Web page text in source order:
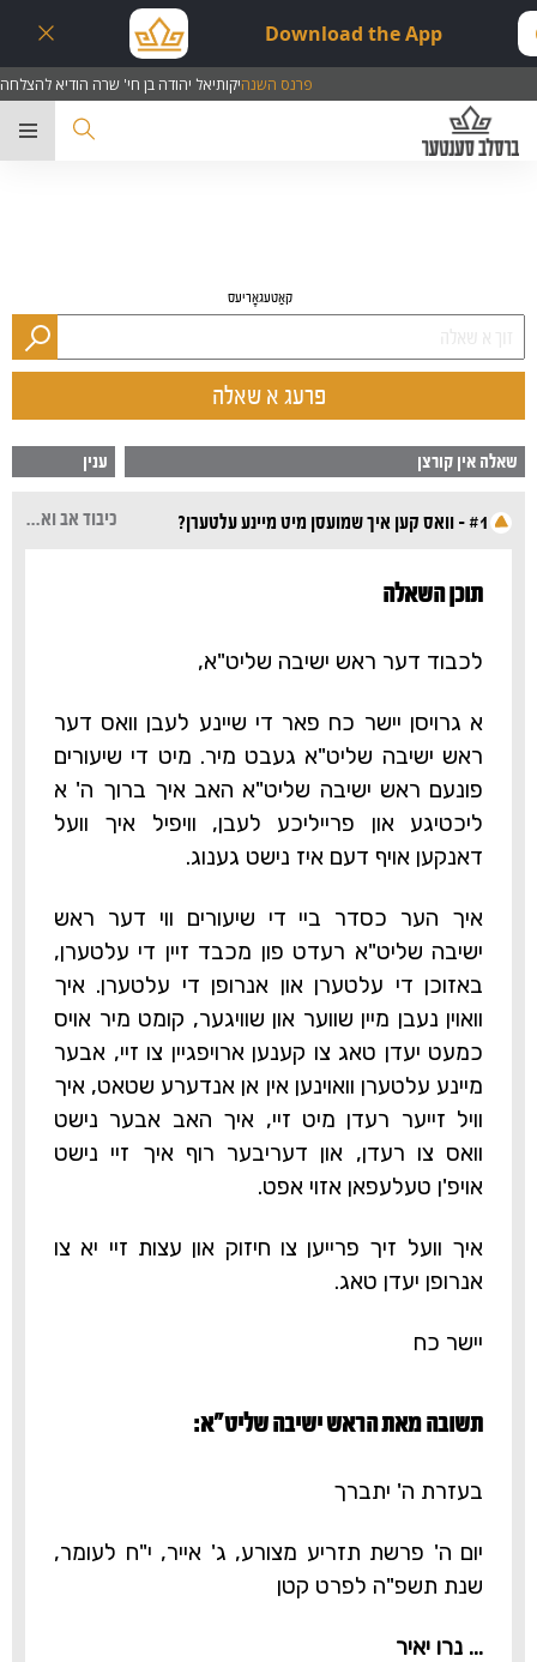
Download the App
פרנס השנהיקותיאל יהודה בן חי' שרה הודיא להצלחה
פרעג א שאלה
שאלה אין קורצן ענין
#1 - וואס קען איך שמועסן מיט מיינע עלטערן? כיבוד אב ואם, שווער און שוויגער, עבודת השם, מצות, שלימות
תוכן השאלה‎
לכבוד דער ראש ישיבה שליט"א,
א גרויסן יישר כח פאר די שיינע לעבן וואס דער
ראש ישיבה שליט"א געבט מיר. מיט די שיעורים
פונעם ראש ישיבה שליט"א האב איך ברוך ה' א
ליכטיגע און פרייליכע לעבן, וויפיל איך וועל
דאנקען אויף דעם איז נישט גענוג.
איך הער כסדר ביי די שיעורים ווי דער ראש
ישיבה שליט"א רעדט פון מכבד זיין די עלטערן,
באזוכן די עלטערן און אנרופן די עלטערן. איך
וואוין נעבן מיין שווער און שוויגער, קומט מיר אויס
כמעט יעדן טאג צו קענען ארויפגיין צו זיי, אבער
מיינע עלטערן וואוינען אין אן אנדערע שטאט, איך
וויל זייער רעדן מיט זיי, איך האב אבער נישט
וואס צו רעדן, און דעריבער רוף איך זיי נישט
אויפ'ן טעלעפאן אזוי אפט.
איך וועל זיך פרייען צו חיזוק און עצות זיי יא צו
אנרופן יעדן טאג.
יישר כח
תשובה מאת הראש ישיבה שליט"א:‎
בעזרת ה' יתברך
יום ה' פרשת תזריע מצורע, ג' אייר, י"ח לעומר,
שנת תשפ"ה לפרט קטן
... נרו יאיר
קאַטעגאָריעס